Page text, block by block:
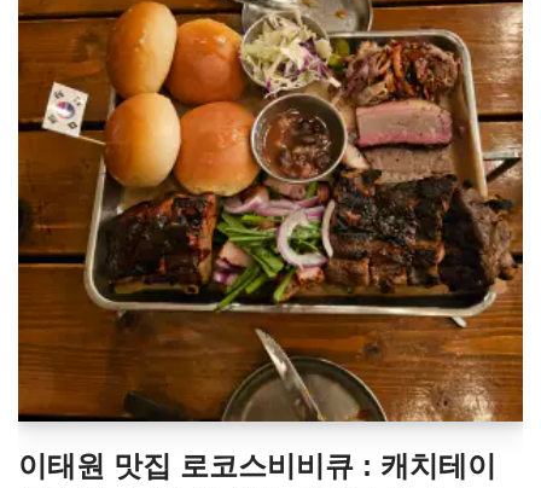
이태원 맛집 로코스비비큐 : 캐치테이